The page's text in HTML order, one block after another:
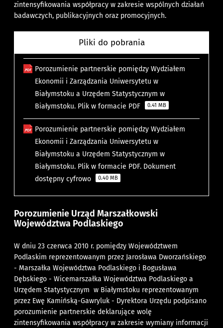
zintensyfikowania współpracy w zakresie wspólnych działań
badawczych, publikacyjnych oraz promocyjnych.
Pliki do pobrania
Porozumienie partnerskie pomiędzy Wydziałem
Ekonomii i Zarządzania Uniwersytetu w
Białymstoku a Urzędem Statystycznym w
Białymstoku. Plik w formacie PDF
0.41 MB
Porozumienie partnerskie pomiędzy Wydziałem
Ekonomii i Zarządzania Uniwersytetu w
Białymstoku a Urzędem Statystycznym w
Białymstoku. Plik w formacie PDF. Dokument
dostępny cyfrowo
0.40 MB
Porozumienie Urząd Marszałkowski
Województwa Podlaskiego
W dniu 23 czerwca 2010 r. pomiędzy Województwem
Podlaskim reprezentowanym przez Jarosława Dworzańskiego
- Marszałka Województwa Podlaskiego i Bogusława
Dębskiego - Wicemarszałka Województwa Podlaskiego a
Urzędem Statystycznym w Białymstoku reprezentowanym
przez Ewę Kamińską-Gawryluk - Dyrektora Urzędu podpisano
porozumienie partnerskie deklarujące wolę
zintensyfikowania współpracy w zakresie wymiany informacji